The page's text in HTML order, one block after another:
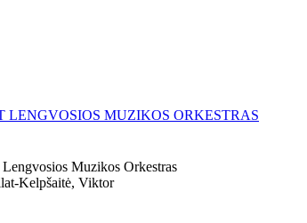
LENGVOSIOS MUZIKOS ORKESTRAS
Muzikos Orkestras
Kelpšaitė, Viktor